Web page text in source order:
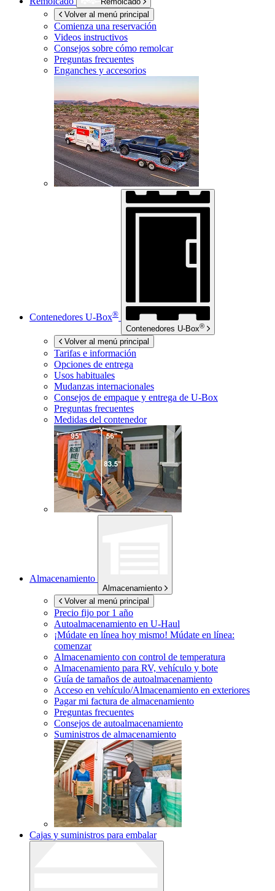
Volver al menú principal
Comienza una reservación
Videos instructivos
Consejos sobre cómo remolcar
Preguntas frecuentes
Enganches y accesorios
Contenedores U-Box®
Contenedores U-Box®
Volver al menú principal
Tarifas e información
Opciones de entrega
Usos habituales
Mudanzas internacionales
Consejos de empaque y entrega de U-Box
Preguntas frecuentes
Medidas del contenedor
Almacenamiento
Almacenamiento
Volver al menú principal
Precio fijo por 1 año
Autoalmacenamiento en U-Haul
¡Múdate en línea hoy mismo! Múdate en línea:
comenzar
Almacenamiento con control de temperatura
Almacenamiento para RV, vehículo y bote
Guía de tamaños de autoalmacenamiento
Acceso en vehículo/Almacenamiento en exteriores
Pagar mi factura de almacenamiento
Preguntas frecuentes
Consejos de autoalmacenamiento
Suministros de almacenamiento
Cajas y suministros para embalar